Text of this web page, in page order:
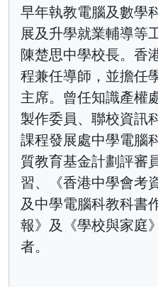
早年執教電腦及數學
展及升學就業輔導等
陳楚思中學校長。香
程兼任導師，並擔任
主席。曾任知識產權
製作委員、聯校資訊
課程發展處中學電腦
質教育基金計劃評審
習、《香港中學會考
及中學電腦科教科書
報》及《學校與家庭
者。